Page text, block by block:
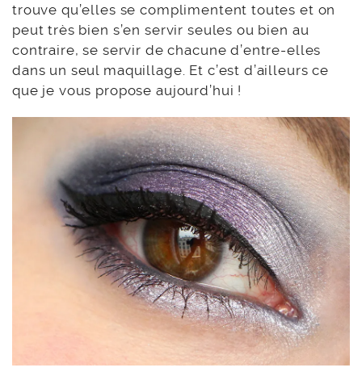
trouve qu’elles se complimentent toutes et on
peut très bien s’en servir seules ou bien au
contraire, se servir de chacune d’entre-elles
dans un seul maquillage. Et c’est d’ailleurs ce
que je vous propose aujourd’hui !